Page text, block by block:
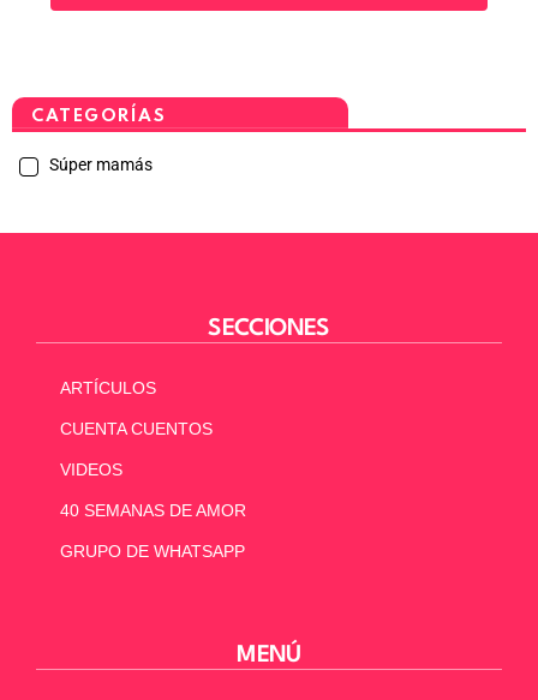
CATEGORÍAS
Súper mamás
SECCIONES
ARTÍCULOS
CUENTA CUENTOS
VIDEOS
40 SEMANAS DE AMOR
GRUPO DE WHATSAPP
MENÚ